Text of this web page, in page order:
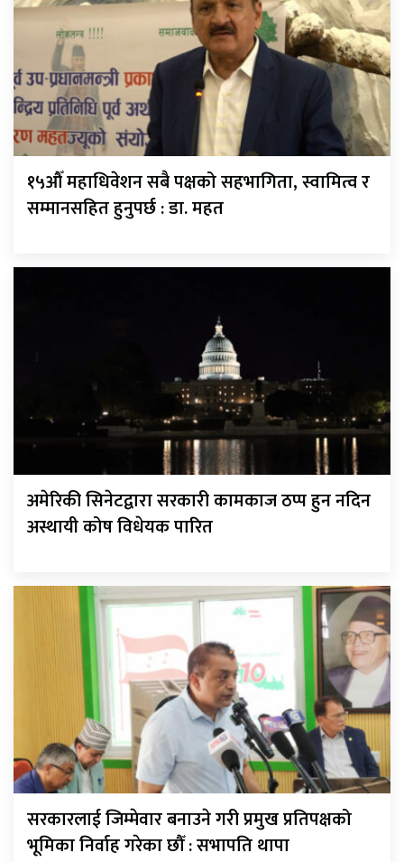
१५औँ महाधिवेशन सबै पक्षको सहभागिता, स्वामित्व र
सम्मानसहित हुनुपर्छ : डा. महत
अमेरिकी सिनेटद्वारा सरकारी कामकाज ठप्प हुन नदिन
अस्थायी कोष विधेयक पारित
सरकारलाई जिम्मेवार बनाउने गरी प्रमुख प्रतिपक्षको
भूमिका निर्वाह गरेका छौँ : सभापति थापा